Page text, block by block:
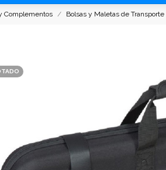
Complementos Bolsas y Maletas de Transporte